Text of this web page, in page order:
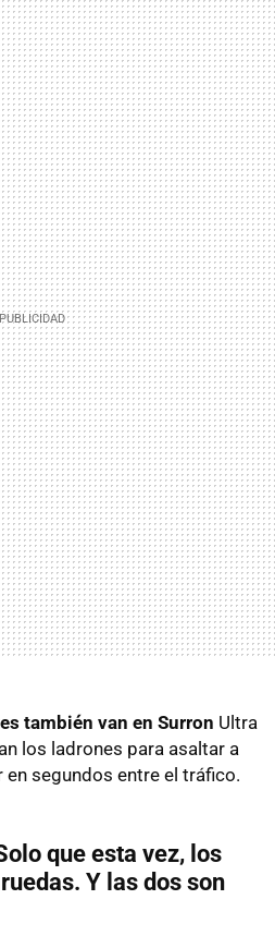
también van en Surron Ultra
los ladrones para asaltar a
segundos entre el tráfico.
que esta vez, los
Y las dos son